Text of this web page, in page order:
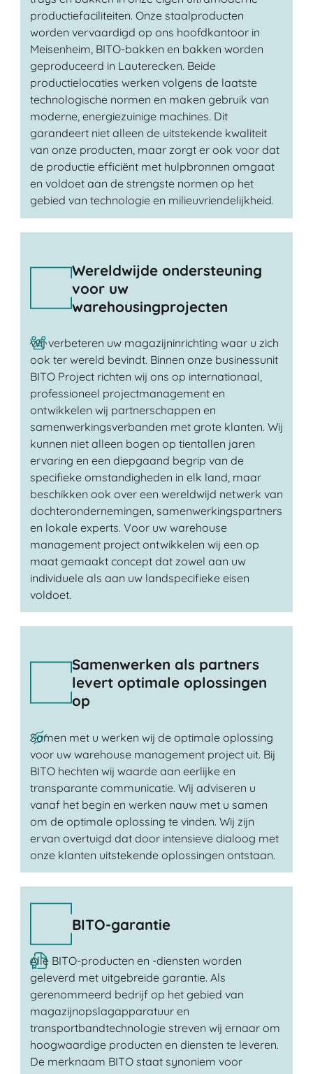
productiefaciliteiten. Onze staalproducten
worden vervaardigd op ons hoofdkantoor in
Meisenheim, BITO-bakken en bakken worden
geproduceerd in Lauterecken. Beide
productielocaties werken volgens de laatste
technologische normen en maken gebruik van
moderne, energiezuinige machines. Dit
garandeert niet alleen de uitstekende kwaliteit
van onze producten, maar zorgt er ook voor dat
de productie efficiënt met hulpbronnen omgaat
en voldoet aan de strengste normen op het
gebied van technologie en milieuvriendelijkheid.
Wereldwijde ondersteuning
voor uw
warehousingprojecten
Wij verbeteren uw magazijninrichting waar u zich
ook ter wereld bevindt. Binnen onze businessunit
BITO Project richten wij ons op internationaal,
professioneel projectmanagement en
ontwikkelen wij partnerschappen en
samenwerkingsverbanden met grote klanten. Wij
kunnen niet alleen bogen op tientallen jaren
ervaring en een diepgaand begrip van de
specifieke omstandigheden in elk land, maar
beschikken ook over een wereldwijd netwerk van
dochterondernemingen, samenwerkingspartners
en lokale experts. Voor uw warehouse
management project ontwikkelen wij een op
maat gemaakt concept dat zowel aan uw
individuele als aan uw landspecifieke eisen
voldoet.
Samenwerken als partners
levert optimale oplossingen
op
Samen met u werken wij de optimale oplossing
voor uw warehouse management project uit. Bij
BITO hechten wij waarde aan eerlijke en
transparante communicatie. Wij adviseren u
vanaf het begin en werken nauw met u samen
om de optimale oplossing te vinden. Wij zijn
ervan overtuigd dat door intensieve dialoog met
onze klanten uitstekende oplossingen ontstaan.
BITO-garantie
Alle BITO-producten en -diensten worden
geleverd met uitgebreide garantie. Als
gerenommeerd bedrijf op het gebied van
magazijnopslagapparatuur en
transportbandtechnologie streven wij ernaar om
hoogwaardige producten en diensten te leveren.
De merknaam BITO staat synoniem voor